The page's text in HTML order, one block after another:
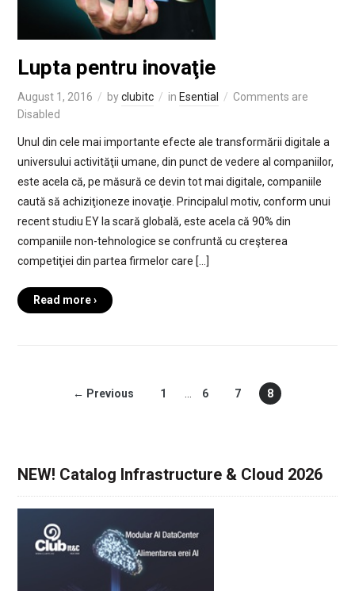
Lupta pentru inovaţie
August 1, 2016 byclubitc in Esential
Comments are
Disabled
Unul din cele mai importante efecte ale transformării digitale a
universului activităţii umane, din punct de vedere al companiilor,
este acela că, pe măsură ce devin tot mai digitale, companiile
caută să achiziţioneze inovaţie. Principalul motiv, conform unui
recent studiu EY la scară globală, este acela că 90% din
companiile non-tehnologice se confruntă cu creşterea
competiţiei din partea firmelor care […]
Read more ›
← Previous 1 6 7 8
NEW! Catalog Infrastructure & Cloud 2026